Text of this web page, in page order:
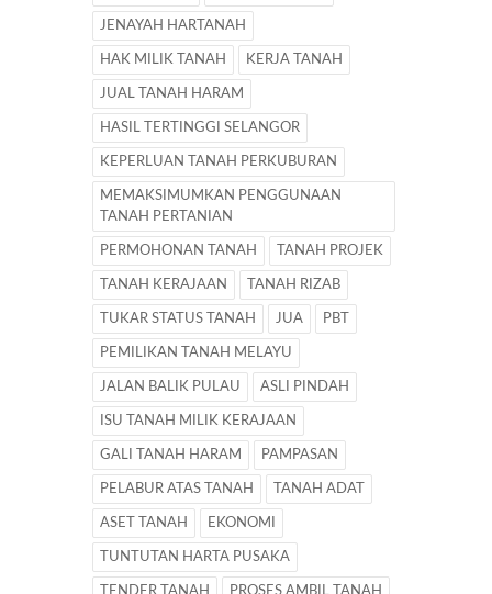
JENAYAH HARTANAH
HAK MILIK TANAH KERJA TANAH
JUAL TANAH HARAM
HASIL TERTINGGI SELANGOR
KEPERLUAN TANAH PERKUBURAN
MEMAKSIMUMKAN PENGGUNAAN
TANAH PERTANIAN
PERMOHONAN TANAH TANAH PROJEK
TANAH KERAJAAN TANAH RIZAB
TUKAR STATUS TANAH JUA PBT
PEMILIKAN TANAH MELAYU
JALAN BALIK PULAU ASLI PINDAH
ISU TANAH MILIK KERAJAAN
GALI TANAH HARAM PAMPASAN
PELABUR ATAS TANAH TANAH ADAT
ASET TANAH EKONOMI
TUNTUTAN HARTA PUSAKA
TENDER TANAH PROSES AMBIL TANAH